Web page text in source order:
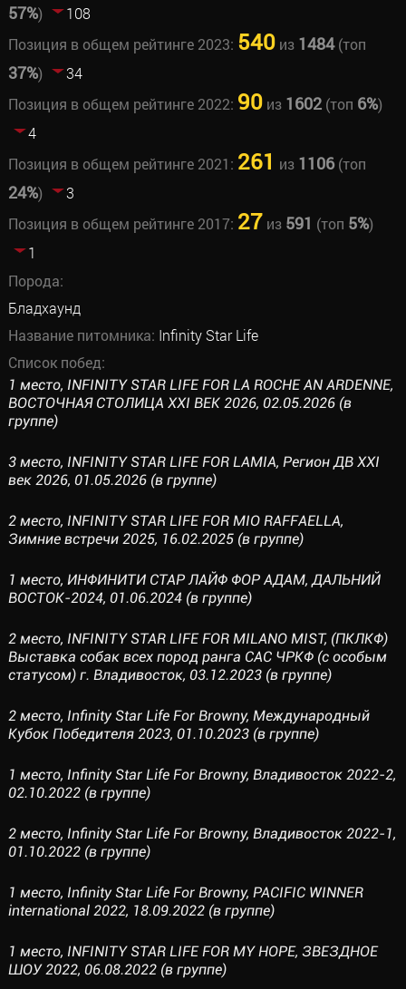
57%)
108
Позиция в общем рейтинге 2023: 540из 1484(топ
37%)
34
Позиция в общем рейтинге 2022: 90из 1602(топ 6%)
4
Позиция в общем рейтинге 2021: 261 из 1106(топ
24%)
3
Позиция в общем рейтинге 2017: 27 из 591 (топ 5%)
1
Порода:
Бладхаунд
Название питомника: Infinity Star Life
Список побед:
1 место, INFINITY STAR LIFE FOR LA ROCHE AN ARDENNE,
ВОСТОЧНАЯ СТОЛИЦА XXI ВЕК 2026, 02.05.2026 (в
группе)
3 место, INFINITY STAR LIFE FOR LAMIA, Регион ДВ XXI
век 2026, 01.05.2026 (в группе)
2 место, INFINITY STAR LIFE FOR MIO RAFFAELLA,
Зимние встречи 2025, 16.02.2025 (в группе)
1 место, ИНФИНИТИ СТАР ЛАЙФ ФОР АДАМ, ДАЛЬНИЙ
ВОСТОК-2024, 01.06.2024 (в группе)
2 место, INFINITY STAR LIFE FOR MILANO MIST, (ПКЛКФ)
Выставка собак всех пород ранга САС ЧРКФ (с особым
статусом) г. Владивосток, 03.12.2023 (в группе)
2 место, Infinity Star Life For Browny, Международный
Кубок Победителя 2023, 01.10.2023 (в группе)
1 место, Infinity Star Life For Browny, Владивосток 2022-2,
02.10.2022 (в группе)
2 место, Infinity Star Life For Browny, Владивосток 2022-1,
01.10.2022 (в группе)
1 место, Infinity Star Life For Browny, PACIFIC WINNER
international 2022, 18.09.2022 (в группе)
1 место, INFINITY STAR LIFE FOR MY HOPE, ЗВЕЗДНОЕ
ШОУ 2022, 06.08.2022 (в группе)